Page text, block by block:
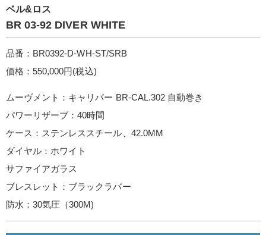
ベル&ロス
BR 03-92 DIVER WHITE
品番：BR0392-D-WH-ST/SRB
価格：550,000円(税込)
ムーヴメント：キャリバー BR-CAL.302 自動巻き
パワーリザーブ：40時間
ケース：ステンレススチール、42.0MM
ダイヤル：ホワイト
サファイアガラス
ブレスレット：ブラックラバー
防水：30気圧（300M)